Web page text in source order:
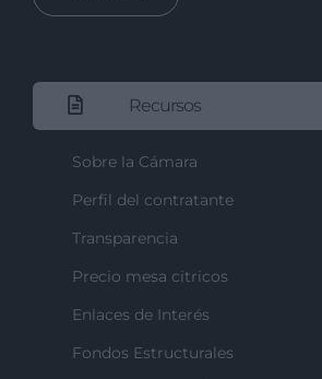
Recursos
Sobre la Cámara
Perfil del contratante
Transparencia
Precio mesa citricos
Enlaces de Interés
Fondos Estructurales